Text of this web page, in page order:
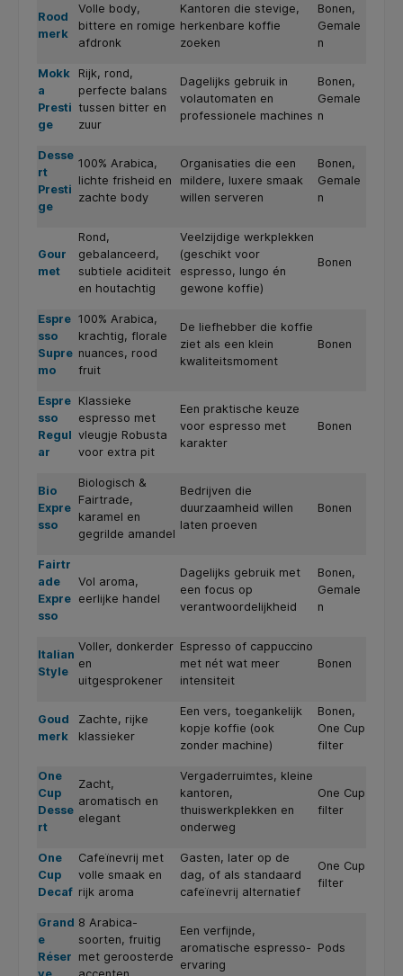
Rood
merk
Volle body,
bittere en romige
afdronk
Kantoren die stevige,
herkenbare koffie
zoeken
Bonen,
Gemale
n
Mokk
a
Presti
ge
Rijk, rond,
perfecte balans
tussen bitter en
zuur
Dagelijks gebruik in
volautomaten en
professionele machines
Bonen,
Gemale
n
Desse
rt
Presti
ge
100% Arabica,
lichte frisheid en
zachte body
Organisaties die een
mildere, luxere smaak
willen serveren
Bonen,
Gemale
n
Gour
met
Rond,
gebalanceerd,
subtiele aciditeit
en houtachtig
Veelzijdige werkplekken
(geschikt voor
espresso, lungo én
gewone koffie)
Bonen
Espre
sso
Supre
mo
100% Arabica,
krachtig, florale
nuances, rood
fruit
De liefhebber die koffie
ziet als een klein
kwaliteitsmoment
Bonen
Espre
sso
Regul
ar
Klassieke
espresso met
vleugje Robusta
voor extra pit
Een praktische keuze
voor espresso met
karakter
Bonen
Bio
Expre
sso
Biologisch &
Fairtrade,
karamel en
gegrilde amandel
Bedrijven die
duurzaamheid willen
laten proeven
Bonen
Fairtr
ade
Expre
sso
Vol aroma,
eerlijke handel
Dagelijks gebruik met
een focus op
verantwoordelijkheid
Bonen,
Gemale
n
Italian
Style
Voller, donkerder
en
uitgesprokener
Espresso of cappuccino
met nét wat meer
intensiteit
Bonen
Goud
merk
Zachte, rijke
klassieker
Een vers, toegankelijk
kopje koffie (ook
zonder machine)
Bonen,
One Cup
filter
One
Cup
Desse
rt
Zacht,
aromatisch en
elegant
Vergaderruimtes, kleine
kantoren,
thuiswerkplekken en
onderweg
One Cup
filter
One
Cup
Decaf
Cafeïnevrij met
volle smaak en
rijk aroma
Gasten, later op de
dag, of als standaard
cafeïnevrij alternatief
One Cup
filter
Grand
e
Réser
8 Arabica-
soorten, fruitig
met geroosterde
Een verfijnde,
aromatische espresso-
ervaring
Pods